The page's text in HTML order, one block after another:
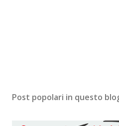
Post popolari in questo